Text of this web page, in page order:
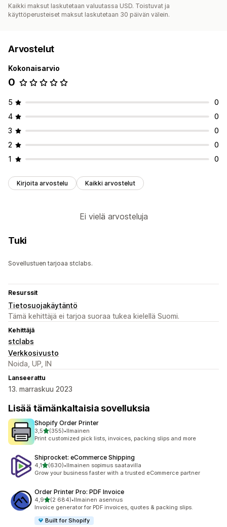
Kaikki maksut laskutetaan valuutassa USD. Toistuvat ja
käyttöperusteiset maksut laskutetaan 30 päivän välein.
Arvostelut
Kokonaisarvio
0
5
0
4
0
3
0
2
0
1
0
Kirjoita arvostelu Kaikki arvostelut
Ei vielä arvosteluja
Tuki
Sovellustuen tarjoaa stclabs.
Resurssit
Tietosuojakäytäntö
Tämä kehittäjä ei tarjoa suoraa tukea kielellä Suomi.
Kehittäjä
stclabs
Verkkosivusto
Noida, UP, IN
Lanseerattu
13. marraskuu 2023
Lisää tämänkaltaisia sovelluksia
Shopify Order Printer
3,5/ 5 tähteä
(355)
355 arvostelua yhteensä
•Ilmainen
Print customized pick lists, invoices, packing slips and more
Shiprocket: eCommerce Shipping
4,1/ 5 tähteä
(630)
630 arvostelua yhteensä
•Ilmainen sopimus saatavilla
Grow your business faster with a trusted eCommerce partner
Order Printer Pro: PDF Invoice
4,9/ 5 tähteä
(2 684)
2684 arvostelua yhteensä
•Ilmainen asennus
Invoice generator for PDF invoices, quotes & packing slips.
Built for Shopify